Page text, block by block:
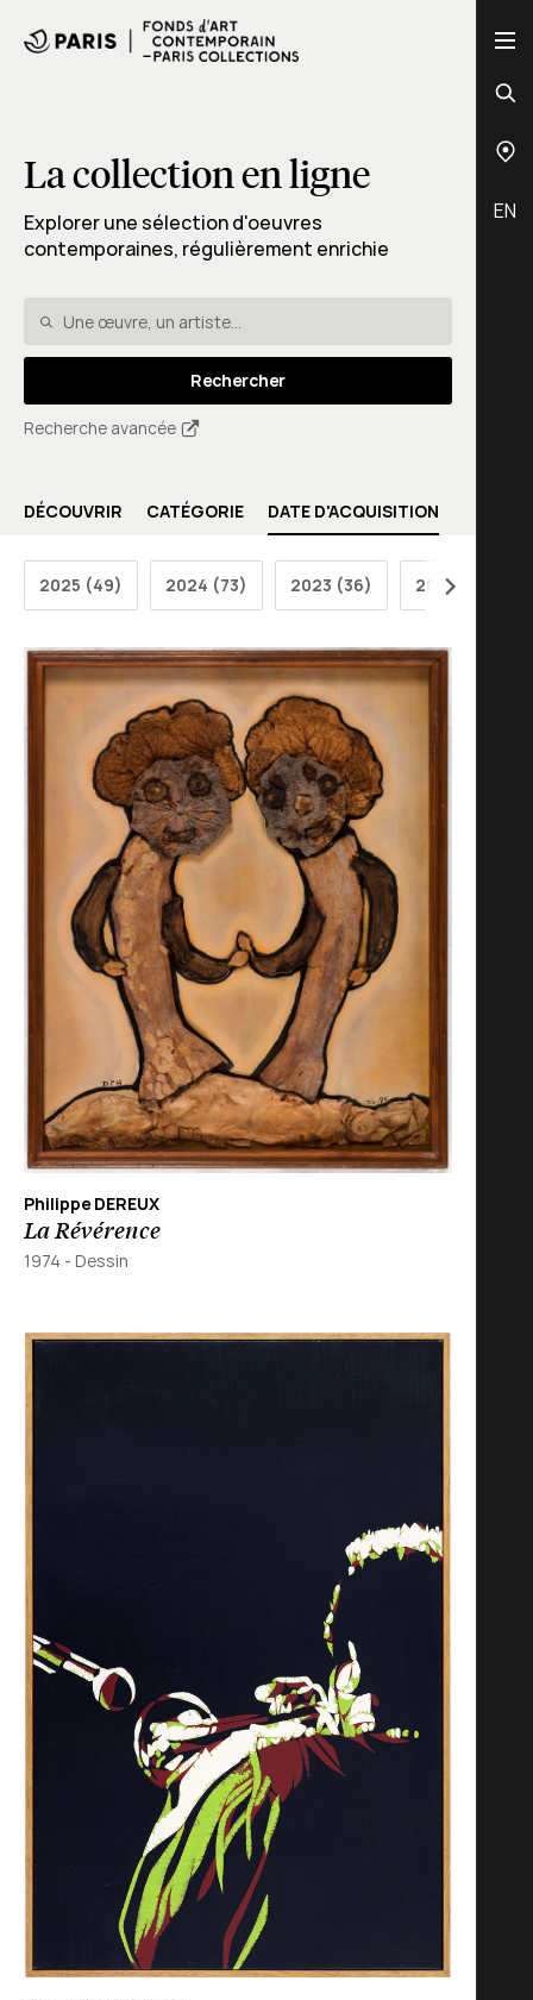
EN
La collection en ligne
Explorer une sélection d'oeuvres
contemporaines, régulièrement enrichie
Rechercher
DÉCOUVRIR CATÉGORIE DATE D'ACQUISITION
Recherche avancée
2025 (49) 2024 (73) 2023 (36) 2022 (31)
Philippe DEREUX
La Révérence
1974 - Dessin